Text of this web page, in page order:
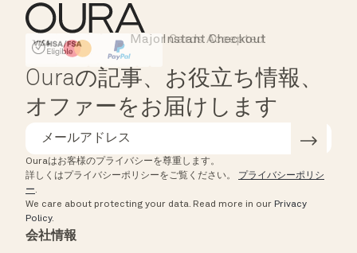
HSA/FSA Eligible
Affirm
Instant Checkout
Major Cards Accepted
Ouraの記事、お役立ち情報、
オファーをお届けします
Ouraはお客様のプライバシーを尊重します。
詳しくはプライバシーポリシーをご覧ください。 プライバシーポリシ
ー.
We care about protecting your data. Read more in our Privacy
Policy.
会社情報